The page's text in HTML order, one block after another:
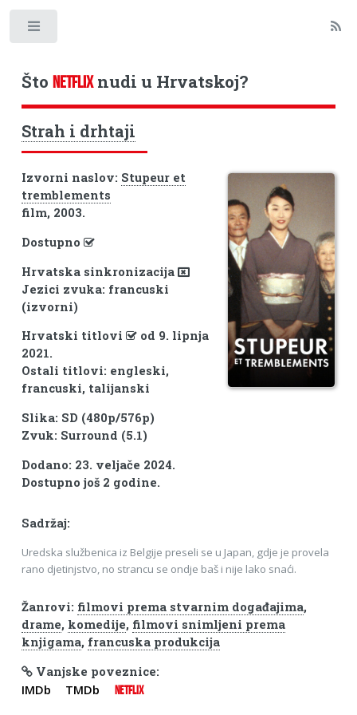
Što NETFLIXnudi u Hrvatskoj?
Strah i drhtaji
Izvorni naslov: Stupeur et
tremblements
film, 2003.
Dostupno
Hrvatska sinkronizacija
Jezici zvuka: francuski
(izvorni)
Hrvatski titlovi
od 9. lipnja
2021.
Ostali titlovi: engleski,
francuski, talijanski
Slika: SD (480p/576p)
Zvuk: Surround (5.1)
Dodano: 23. veljače 2024.
Dostupno još 2 godine.
Sadržaj:
Uredska službenica iz Belgije preseli se u Japan, gdje je provela
rano djetinjstvo, no strancu se ondje baš i nije lako snaći.
Žanrovi: filmovi prema stvarnim događajima,
drame, komedije, filmovi snimljeni prema
knjigama, francuska produkcija
Vanjske poveznice:
IMDb TMDb NETFLIX